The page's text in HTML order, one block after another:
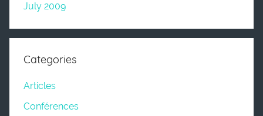
July 2009
Categories
Articles
Conférences